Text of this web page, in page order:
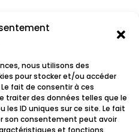
nous utilisons des
pour stocker et/ou accéder
fait de consentir à ces
traiter des données telles que le
ID uniques sur ce site. Le fait
son consentement peut avoir
et fonctions.